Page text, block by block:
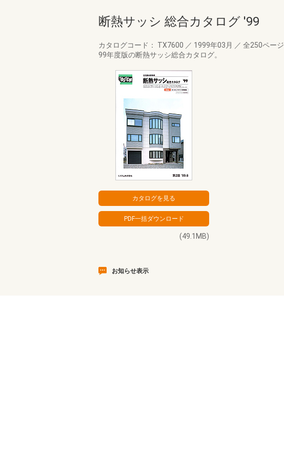
断熱サッシ 総合カタログ '99
カタログコード： TX7600 ／ 1999年03月 ／ 全250ページ
99年度版の断熱サッシ総合カタログ。
(49.1MB)
お知らせ表示